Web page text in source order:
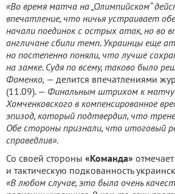
«Во время матча на „Олимпийском“
впечатление, что ничья устраивает
начали поединок с острых атак, но во
англичане сбили темп. Украинцы еще
но постепенно поняли, что лучше
на замке. Судя по всему, таково было
Фоменко, — делится впечатлениями
(11.09). — Финальным штрихом к
Хомченковского в компенсированное
эпизод, который подтвердил, что
Обе стороны признали, что итоговый
справедлив».
Со своей стороны «Команда»
и тактическую подкованность
«В любом случае, это была очень